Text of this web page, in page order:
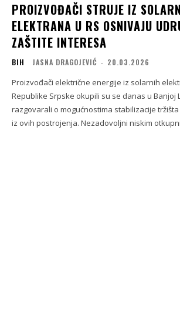
PROIZVOĐAČI STRUJE IZ
ELEKTRANA U RS OSNIVAJU
ZAŠTITE INTERESA
BIH JASNA DRAGOJEVIĆ - 20.03.2026
Proizvođači električne energije iz solarnih
Republike Srpske okupili su se danas u Banjoj
razgovarali o mogućnostima stabilizacije
iz ovih postrojenja. Nezadovoljni niskim